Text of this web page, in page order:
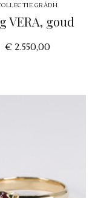
GRÀDH
VERA, goud
€ 2.550,00